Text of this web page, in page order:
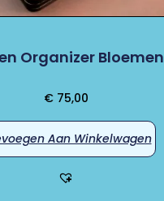
Organizer Bloemen
€75,00
Aan Winkelwagen